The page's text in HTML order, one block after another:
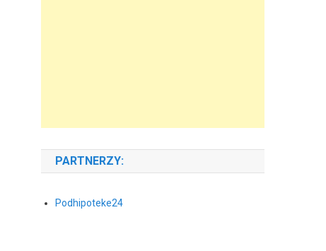
PARTNERZY:
Podhipoteke24